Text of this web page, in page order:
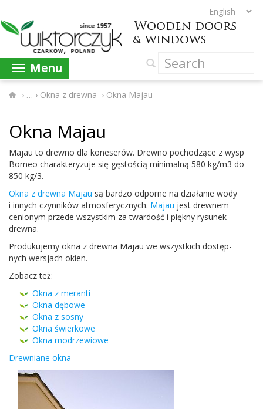
Menu
› Okna z drewna › Okna Majau
Okna Majau
Majau to drewno dla kone­serów. Drewno pochodzące z wysp
Bor­neo charak­teryzuje się gęs­toś­cią min­i­malną 580 kg/​m3 do
850 kg/​3.
Okna z drewna Majau są bardzo odporne na dzi­ałanie wody
i innych czyn­ników atmos­fer­ycznych. Majau jest drewnem
cenionym przede wszys­tkim za twar­dość i piękny rysunek
drewna.
Pro­duku­jemy okna z drewna Majau we wszys­t­kich dostęp­
nych wer­s­jach okien.
Zobacz też:
Okna z meranti
Okna dębowe
Okna z sosny
Okna świerkowe
Okna mod­rzewiowe
Drew­ni­ane okna